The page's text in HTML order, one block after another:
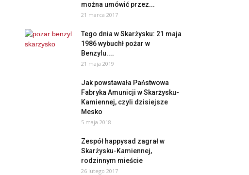
można umówić przez...
21 marca 2017
Tego dnia w Skarżysku: 21 maja
1986 wybuchł pożar w
Benzylu....
21 maja 2019
Jak powstawała Państwowa
Fabryka Amunicji w Skarżysku-
Kamiennej, czyli dzisiejsze
Mesko
5 maja 2018
Zespół happysad zagrał w
Skarżysku-Kamiennej,
rodzinnym mieście
26 lutego 2017